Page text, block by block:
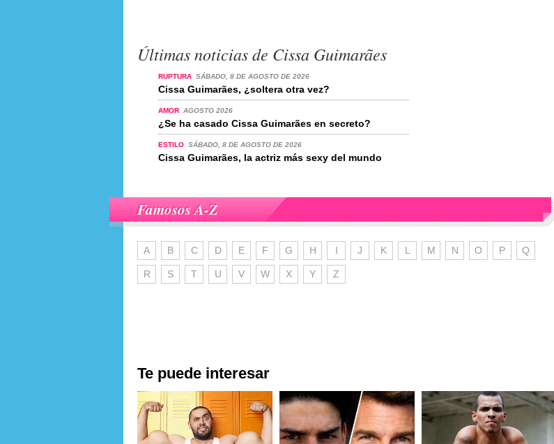
Últimas noticias de Cissa Guimarães
RUPTURA SÁBADO, 8 DE AGOSTO DE 2026
Cissa Guimarães, ¿soltera otra vez?
AMOR AGOSTO 2026
¿Se ha casado Cissa Guimarães en secreto?
ESTILO SÁBADO, 8 DE AGOSTO DE 2026
Cissa Guimarães, la actriz más sexy del mundo
Famosos A-Z
A B C D E F G H I J K L M N O P Q
R S T U V W X Y Z
Te puede interesar